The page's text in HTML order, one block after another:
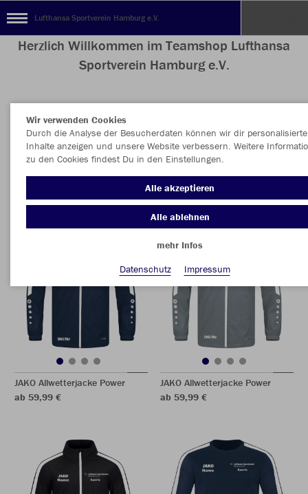
Lufthansa Sportverein Hamburg e.V.
Herzlich Willkommen im Teamshop Lufthansa
Sportverein Hamburg e.V.
Nachhaltig Farbe
JAKO Allwetterjacke Power
ab 59,99 €
JAKO Allwetterjacke Power
ab 59,99 €
Wir verwenden Cookies
Durch die Analyse der Besucherdaten können wir dir personalisierte
Inhalte anzeigen und unsere Website verbessern. Weitere
zu den Cookies findest Du in den Einstellungen.
Alle akzeptieren
Alle ablehnen
mehr Infos
Datenschutz
Impressum